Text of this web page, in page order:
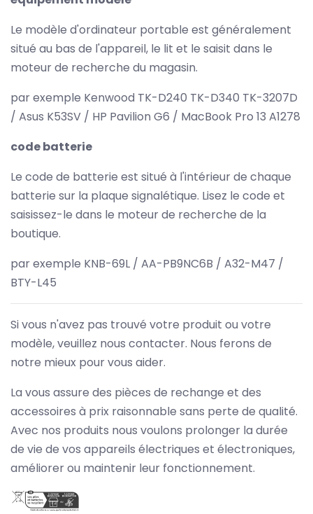
Le modèle d'ordinateur portable est généralement
situé au bas de l'appareil, le lit et le saisit dans le
moteur de recherche du magasin.
par exemple Kenwood TK-D240 TK-D340 TK-3207D
/ Asus K53SV / HP Pavilion G6 / MacBook Pro 13 A1278
code batterie
Le code de batterie est situé à l'intérieur de chaque
batterie sur la plaque signalétique. Lisez le code et
saisissez-le dans le moteur de recherche de la
boutique.
par exemple KNB-69L / AA-PB9NC6B / A32-M47 /
BTY-L45
Si vous n'avez pas trouvé votre produit ou votre
modèle, veuillez nous contacter. Nous ferons de
notre mieux pour vous aider.
La vous assure des pièces de rechange et des
accessoires à prix raisonnable sans perte de qualité.
Avec nos produits nous voulons prolonger la durée
de vie de vos appareils électriques et électroniques,
améliorer ou maintenir leur fonctionnement.